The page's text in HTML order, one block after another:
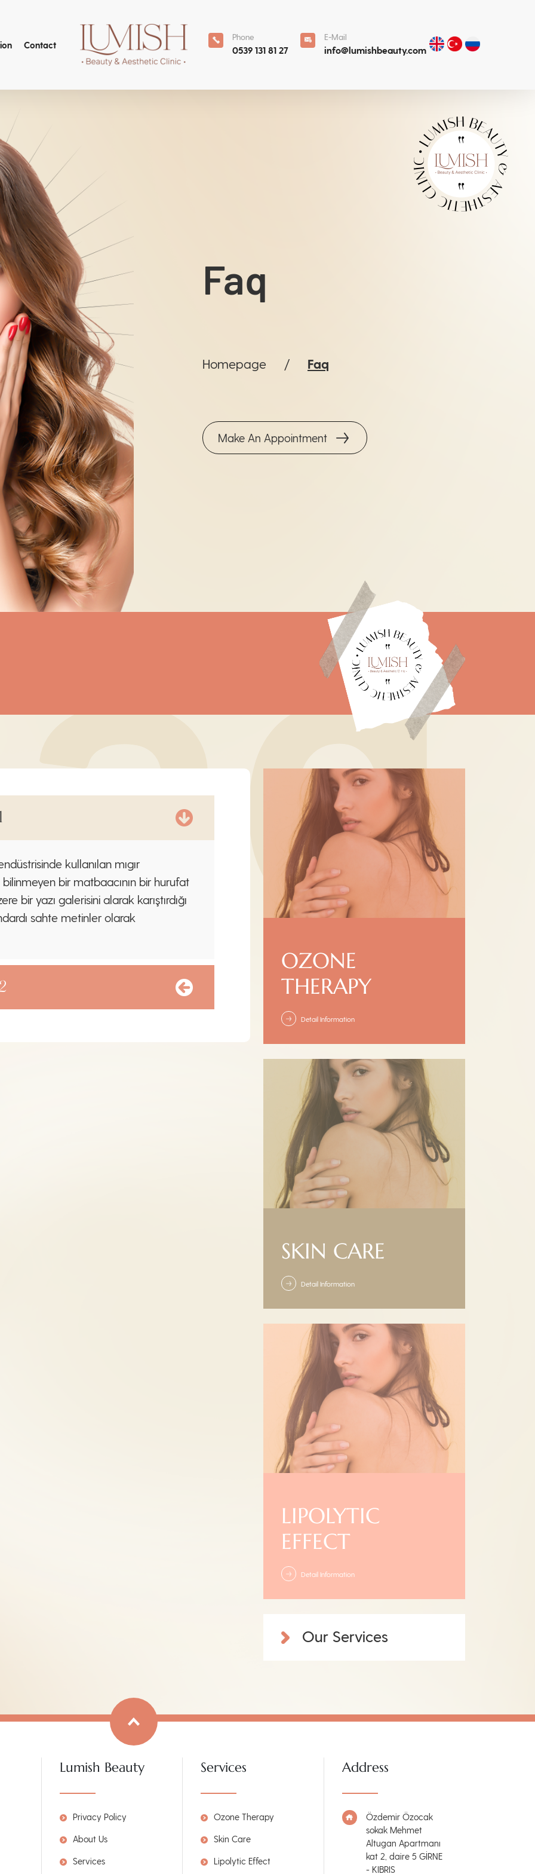
Contact
Phone
0539 131 81 27
E-Mail
info@lumishbeauty.com
Faq
Homepage Faq
Make An Appointment
kullanılan mıgır
bir matbaacının bir hurufat
bir yazı galerisini alarak karıştırdığı
sahte metinler olarak
OZONE
THERAPY
Detail Information
SKIN CARE
Detail Information
LIPOLYTIC
EFFECT
Detail Information
Our Services
Lumish Beauty
Privacy Policy
About Us
Services
Services
Ozone Therapy
Skin Care
Lipolytic Effect
Address
Özdemir Özocak
sokak Mehmet
Altugan Apartmanı
kat 2, daire 5 GİRNE
- KIBRIS